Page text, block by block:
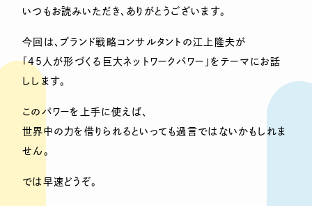
いつもお読みいただき、ありがとうございます。
今回は、ブランド戦略コンサルタントの江上隆夫が
「45人が形づくる巨大ネットワークパワー」をテーマにお話
しします。
このパワーを上手に使えば、
世界中の力を借りられるといっても過言ではないかもしれま
せん。
では早速どうぞ。